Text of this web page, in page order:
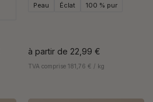
Peau Éclat 100 % pur
à partir de 22,99 €
TVA comprise 181,76 € / kg